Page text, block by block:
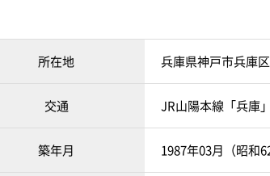
所在地 兵庫県神戸市兵庫
交通 JR山陽本線「兵庫
築年月 1987年03月（昭和